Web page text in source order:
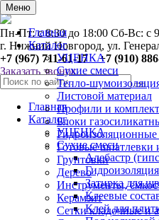
Меню
Главная
Каталог
УЦЕНКА
Сухие смеси
Тепло-
Листовой материал
Профили и
Блоки
Готовые шпатлевки
Грунтовки
Дерево
Инструменты,
Керамзит
Сетки кладочные и
0
Пн-Пт: с 8:30 до 18:00 Сб-Вс: с
г. Нижний Новгород, ул.
+7 (967) 711-61-17 +7 (910)
Заказать звонок
Главная
Каталог
УЦЕНКА
Сухие смеси
Алебастр
Гидроизоляция
Затирка для
Клеевые
Клей для